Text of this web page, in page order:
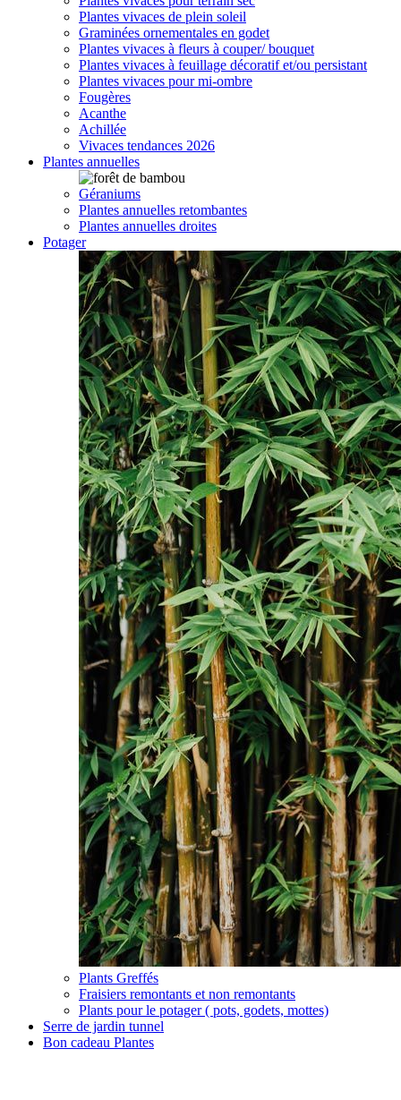
Plantes vivaces de plein soleil
Graminées ornementales en godet
Plantes vivaces à fleurs à couper/ bouquet
Plantes vivaces à feuillage décoratif et/ou persistant
Plantes vivaces pour mi-ombre
Fougères
Acanthe
Achillée
Vivaces tendances 2026
Plantes annuelles
Géraniums
Plantes annuelles retombantes
Plantes annuelles droites
Potager
Plants Greffés
Fraisiers remontants et non remontants
Plants pour le potager ( pots, godets, mottes)
Serre de jardin tunnel
Bon cadeau Plantes